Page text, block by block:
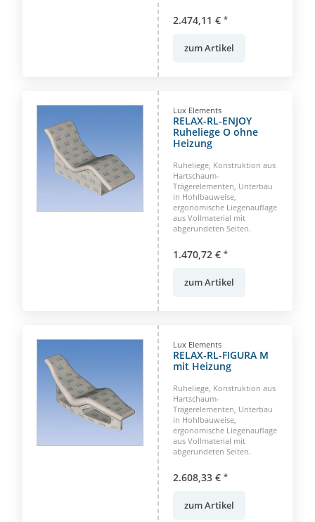
2.474,11 € *
zum Artikel
Lux Elements
RELAX-RL-ENJOY
Ruheliege O ohne
Heizung
Ruheliege, Konstruktion aus
Hartschaum-
Trägerelementen, Unterbau
in Hohlbauweise,
ergonomische Liegenauflage
aus Vollmaterial mit
abgerundeten Seiten.
1.470,72 € *
zum Artikel
Lux Elements
RELAX-RL-FIGURA M
mit Heizung
Ruheliege, Konstruktion aus
Hartschaum-
Trägerelementen, Unterbau
in Hohlbauweise,
ergonomische Liegenauflage
aus Vollmaterial mit
abgerundeten Seiten.
2.608,33 € *
zum Artikel